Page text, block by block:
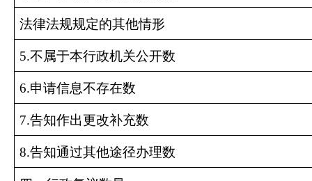
法律法规规定的其他情形
5.不属于本行政机关公开数
6.申请信息不存在数
7.告知作出更改补充数
8.告知通过其他途径办理数